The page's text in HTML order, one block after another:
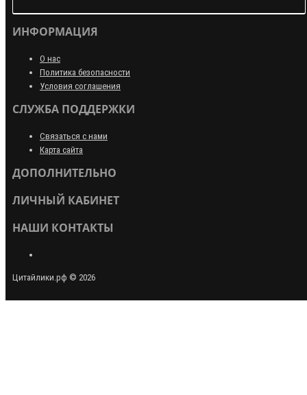
ИНФОРМАЦИЯ
О нас
Политика безопасности
Условия соглашения
СЛУЖБА ПОДДЕРЖКИ
Связаться с нами
Карта сайта
ДОПОЛНИТЕЛЬНО
ЛИЧНЫЙ КАБИНЕТ
НАШИ КОНТАКТЫ
Цитайлики.рф © 2026